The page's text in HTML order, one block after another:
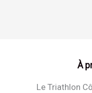
À
Le Triathlon